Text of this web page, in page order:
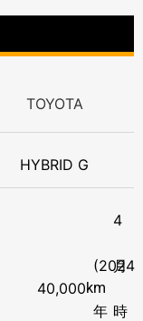
TOYOTA
HYBRID G
40,000km
(2024
年
4
月
時